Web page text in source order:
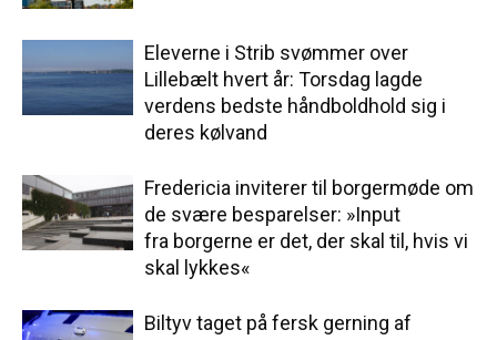
Eleverne i Strib svømmer over
Lillebælt hvert år: Torsdag lagde
verdens bedste håndboldhold sig i
deres kølvand
Fredericia inviterer til borgermøde om
de svære besparelser: »Input
fra borgerne er det, der skal til, hvis vi
skal lykkes«
Biltyv taget på fersk gerning af